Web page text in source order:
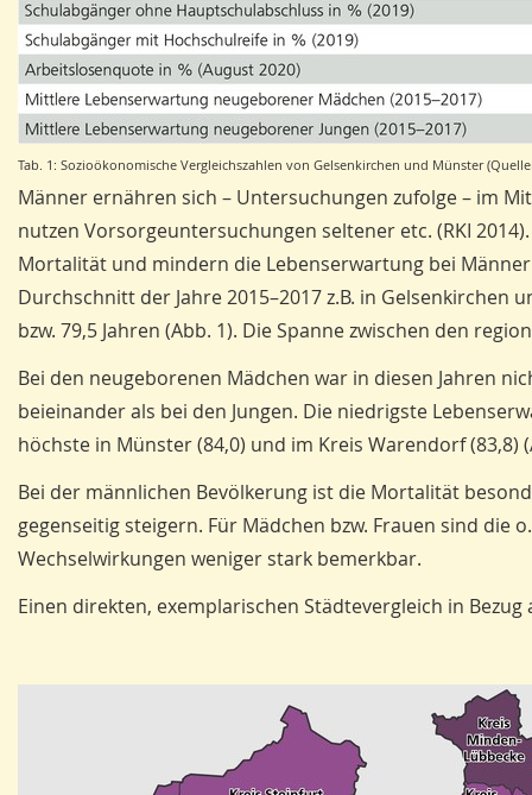
Tab. 1: Sozioökonomische Vergleichszahlen von Gelsenkirchen und Münster
Männer ernähren sich – Untersuchungen zufolge – im
nutzen Vorsorgeuntersuchungen seltener etc. (RKI
Mortalität und mindern die Lebenserwartung bei
Durchschnitt der Jahre 2015–2017 z.B. in Gelsenkirchen
bzw. 79,5 Jahren (Abb. 1). Die Spanne zwischen den
Bei den neugeborenen Mädchen war in diesen Jahren
beieinander als bei den Jungen. Die niedrigste
höchste in Münster (84,0) und im Kreis Warendorf (83,8)
Bei der männlichen Bevölkerung ist die Mortalität
gegenseitig steigern. Für Mädchen bzw. Frauen sind
Wechselwirkungen weniger stark bemerkbar.
Einen direkten, exemplarischen Städtevergleich in